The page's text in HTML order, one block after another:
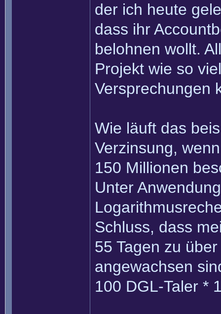
der ich heute
dass ihr
belohnen wollt.
Projekt wie so
Versprechungen
Wie läuft das
Verzinsung,
150 Millionen
Unter
Schluss, dass
55 Tagen zu
angewachsen
100 DGL-Taler *